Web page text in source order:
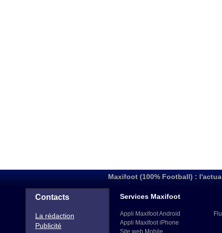
Maxifoot (100% Football) :
Contacts
La rédaction
Publicité
Services Maxifoot
Appli Maxifoot Android
Appli Maxifoot iPhone
Site web Mobile